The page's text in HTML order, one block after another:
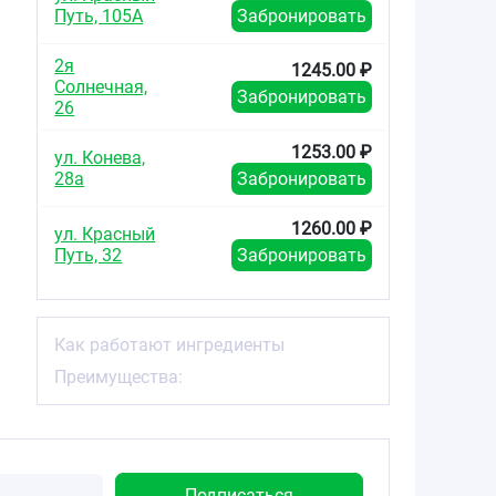
Путь, 105А
Забронировать
2я
Солнечная,
26
1245.00 ₽
Забронировать
ул. Конева,
28а
1253.00 ₽
Забронировать
ул. Красный
Путь, 32
1260.00 ₽
Забронировать
Как работают ингредиенты
Преимущества: